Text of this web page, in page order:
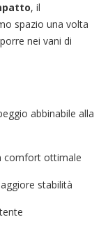
, il
spazio una volta
nei vani di
abbinabile alla
comfort ottimale
stabilità